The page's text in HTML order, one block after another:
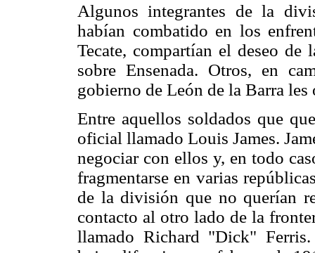
Algunos integrantes de la
habían combatido en los
Tecate, compartían el deseo
sobre Ensenada. Otros, en
gobierno de León de la Barra
Entre aquellos soldados que
oficial llamado Louis James.
negociar con ellos y, en todo
fragmentarse en varias
de la división que no querían
contacto al otro lado de la
llamado Richard "Dick"